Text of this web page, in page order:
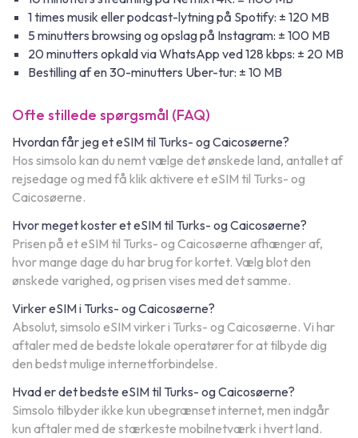
1 times musik eller podcast-lytning på Spotify: ± 120 MB
5 minutters browsing og opslag på Instagram: ± 100 MB
20 minutters opkald via WhatsApp ved 128 kbps: ± 20 MB
Bestilling af en 30-minutters Uber-tur: ± 10 MB
Ofte stillede spørgsmål (FAQ)
Hvordan får jeg et eSIM til Turks- og Caicosøerne?
Hos simsolo kan du nemt vælge det ønskede land, antallet af
rejsedage og med få klik aktivere et eSIM til Turks- og
Caicosøerne.
Hvor meget koster et eSIM til Turks- og Caicosøerne?
Prisen på et eSIM til Turks- og Caicosøerne afhænger af,
hvor mange dage du har brug for kortet. Vælg blot den
ønskede varighed, og prisen vises med det samme.
Virker eSIM i Turks- og Caicosøerne?
Absolut, simsolo eSIM virker i Turks- og Caicosøerne. Vi har
aftaler med de bedste lokale operatører for at tilbyde dig
den bedst mulige internetforbindelse.
Hvad er det bedste eSIM til Turks- og Caicosøerne?
Simsolo tilbyder ikke kun ubegrænset internet, men indgår
kun aftaler med de stærkeste mobilnetværk i hvert land.